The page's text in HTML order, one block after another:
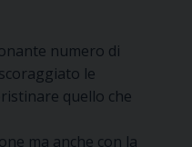
numero di
le
quello che
ma anche con la